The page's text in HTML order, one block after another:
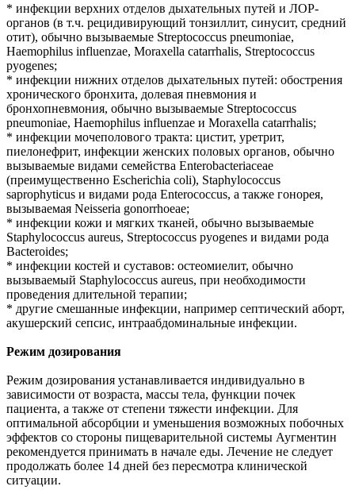
* инфекции верхних отделов дыхательных путей и ЛОР-
органов (в т.ч. рецидивирующий тонзиллит, синусит, средний
отит), обычно вызываемые Streptococcus pneumoniae,
Haemophilus influenzae, Moraxella catarrhalis, Streptococcus
pyogenes;
* инфекции нижних отделов дыхательных путей: обострения
хронического бронхита, долевая пневмония и
бронхопневмония, обычно вызываемые Streptococcus
pneumoniae, Haemophilus influenzae и Moraxella catarrhalis;
* инфекции мочеполового тракта: цистит, уретрит,
пиелонефрит, инфекции женских половых органов, обычно
вызываемые видами семейства Enterobacteriaceae
(преимущественно Escherichia coli), Staphylococcus
saprophyticus и видами рода Enterococcus, а также гонорея,
вызываемая Neisseria gonorrhoeae;
* инфекции кожи и мягких тканей, обычно вызываемые
Staphylococcus aureus, Streptococcus pyogenes и видами рода
Bacteroides;
* инфекции костей и суставов: остеомиелит, обычно
вызываемый Staphylococcus aureus, при необходимости
проведения длительной терапии;
* другие смешанные инфекции, например септический аборт,
акушерский сепсис, интраабдоминальные инфекции.
Режим дозирования
Режим дозирования устанавливается индивидуально в
зависимости от возраста, массы тела, функции почек
пациента, а также от степени тяжести инфекции. Для
оптимальной абсорбции и уменьшения возможных побочных
эффектов со стороны пищеварительной системы Аугментин
рекомендуется принимать в начале еды. Лечение не следует
продолжать более 14 дней без пересмотра клинической
ситуации.